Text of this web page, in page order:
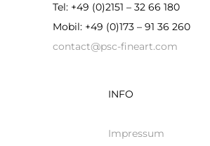
Tel: +49 (0)2151 – 32 66 180
Mobil: +49 (0)173 – 91 36 260
contact@psc-fineart.com
INFO
Impressum